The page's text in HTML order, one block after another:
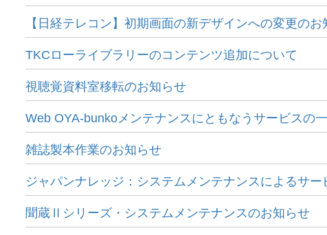
【日経テレコン】初期画面の新デザインへの​変更のお
TKCローライブラリーのコンテンツ追加について
視聴覚資料室移転のお知らせ
Web OYA-bunkoメンテナンスにともなうサービスの
雑誌製本作業のお知らせ
ジャパンナレッジ：システムメンテナンスによるサ
聞蔵Ⅱシリーズ・システムメンテナンスのお知らせ